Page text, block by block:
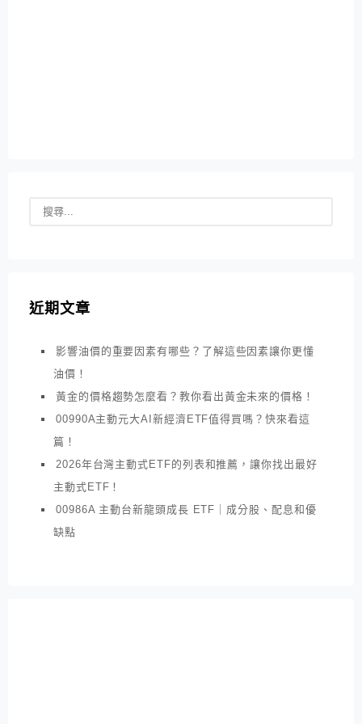
近期文章
影響油價的重要因素有哪些？了解這些因素讓你更懂
油價！
黃金的價格趨勢怎麼看？教你看出黃金未來的價格！
00990A主動元大AI新經濟ETF值得買嗎？快來看這
篇！
2026年台灣主動式ETF的列表和推薦，讓你找出最好
主動式ETF！
00986A 主動台新龍頭成長 ETF｜成分股、配息和優
缺點